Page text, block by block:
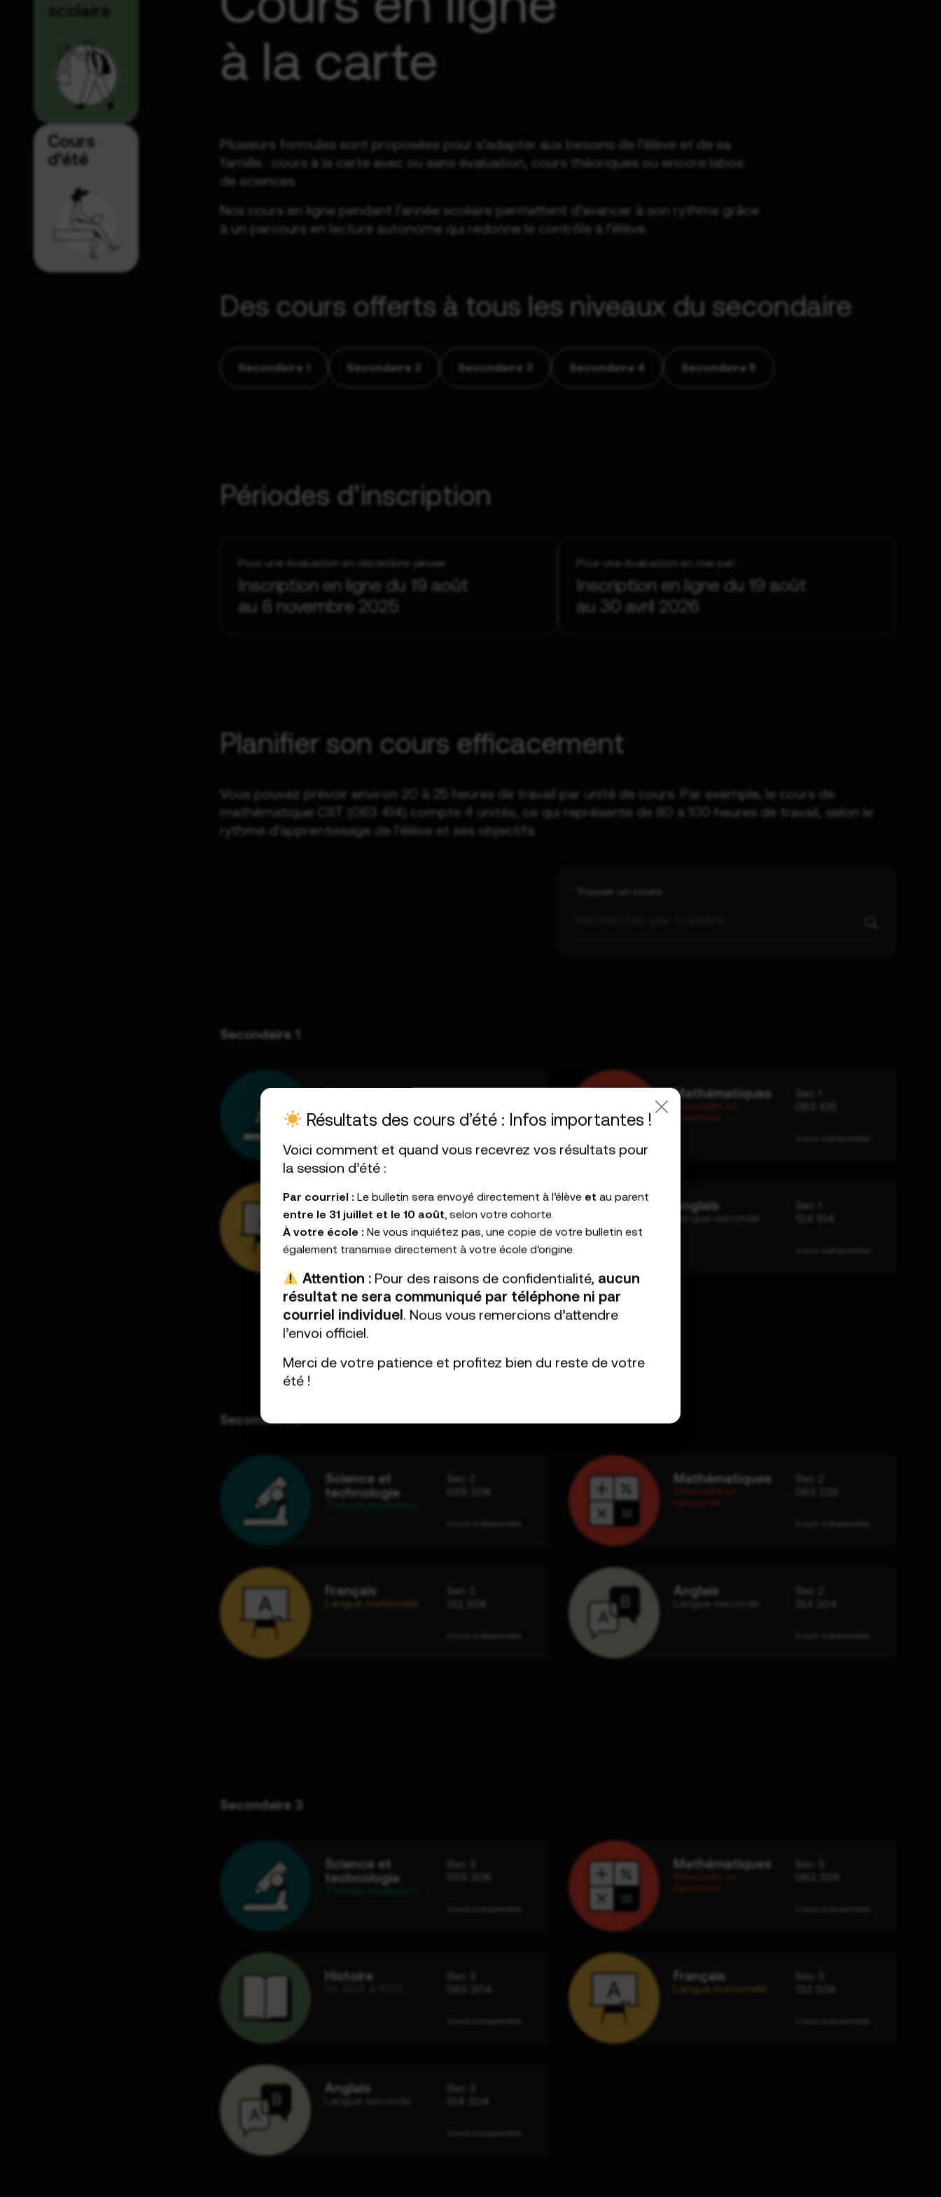
scolaire
Cours
d’été
à la carte
Plusieurs formules sont proposées pour s’adapter aux besoins de l’élève et de sa
famille : cours à la carte avec ou sans évaluation, cours théoriques ou encore labos
de sciences.
Nos cours en ligne pendant l’année scolaire permettent d’avancer à son rythme grâce
à un parcours en lecture autonome qui redonne le contrôle à l’élève.
Des cours offerts à tous les niveaux du secondaire
Secondaire 1 Secondaire 2 Secondaire 3 Secondaire 4 Secondaire 5
Périodes d’inscription
Pour une évaluation en décembre-janvier :
Inscription en ligne du 19 août
au 8 novembre 2025
Pour une évaluation en mai-juin :
Inscription en ligne du 19 août
au 30 avril 2026
Planifier son cours efficacement
Vous pouvez prévoir environ 20 à 25 heures de travail par unité de cours. Par exemple, le cours de
mathématique CST (063 414) compte 4 unités, ce qui représente de 80 à 100 heures de travail, selon le
rythme d’apprentissage de l’élève et ses objectifs.
Trouver un cours
Secondaire 1
Théorie seulement
Mathématiques
Résoudre et
raisonner
Sec 1
063 106
Français
Langue maternelle
Sec 1
132 108
Cours indisponible
Anglais
Sec 1
Secondaire 2
Science et
technologie
Sec 2
055 206
Mathématiques
Résoudre et
raisonner
Sec 2
063 226
Français
Langue maternelle
Sec 2
Anglais
Langue seconde
Sec 2
Secondaire 3
Science et
technologie
Sec 3
055 306
Mathématiques
Résoudre et
raisonner
Sec 3
063 306
Histoire
Sec 3
Français
Langue maternelle
Sec 3
Anglais
Langue seconde
Sec 3
Résultats des cours d’été : Infos importantes !
Voici comment et quand vous recevrez vos résultats pour
la session d’été :
Par courriel : Le bulletin sera envoyé directement à l’élève et au parent
entre le 31 juillet et le 10 août, selon votre cohorte.
À votre école : Ne vous inquiétez pas, une copie de votre bulletin est
également transmise directement à votre école d’origine.
Attention :Pour des raisons de confidentialité, aucun
résultat ne sera communiqué par téléphone ni par
courriel individuel. Nous vous remercions d’attendre
l’envoi officiel.
Merci de votre patience et profitez bien du reste de votre
été !